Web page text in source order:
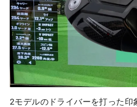
2モデルのドライバーを打った印